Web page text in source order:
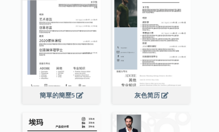
簡單的簡歷5 灰色简历